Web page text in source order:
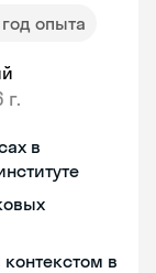
год опыта
г.
в
в